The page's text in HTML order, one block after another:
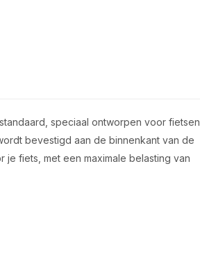
speciaal ontworpen voor fietsen
bevestigd aan de binnenkant van de
fiets, met een maximale belasting van